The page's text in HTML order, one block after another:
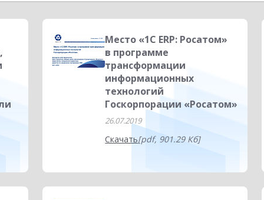
Платформа 1С:Предприятие 8 Антикризисные решения
Отчетность Автоматизация бизнеса
Мебельная промышленность 1С:Документооборот ПРОФ 3.0
Место «1С ERP: Росатом»
в программе
трансформации
информационных
технологий
Госкорпорации «Росатом»
26.07.2019
Скачать[pdf, 901.29 Кб]